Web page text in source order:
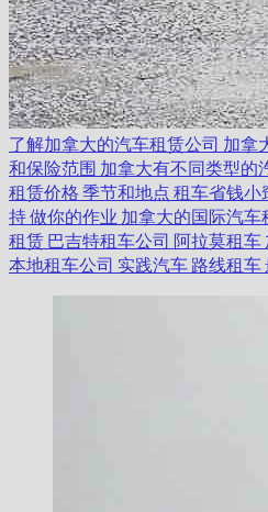
了解加拿大的汽车租赁公司 加拿
和保险范围 加拿大有不同类型的
租赁价格 季节和地点 租车省钱小
持做你的作业 加拿大的国际汽车
租赁 巴吉特租车公司 阿拉莫租车
本地租车公司 实践汽车 路线租车